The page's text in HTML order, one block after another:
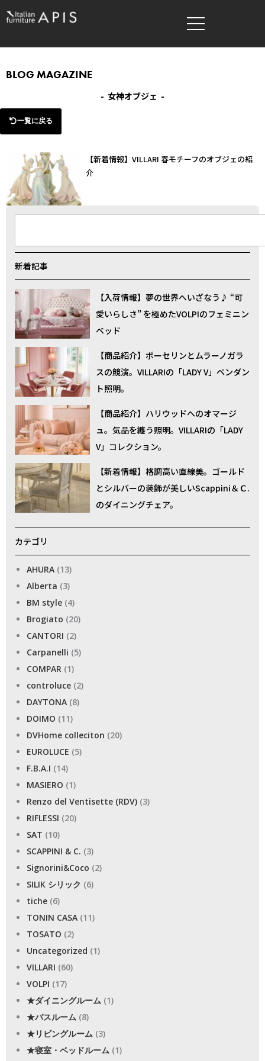
内
容
キ
プ
BLOG MAGAZINE
- 女神オブジェ -
一覧に戻る
【新着情報】VILLARI 春モチーフのオブジェの紹
介
新着記事
【入荷情報】夢の世界へいざなう♪ “可
愛いらしさ” を極めたVOLPIのフェミニン
ベッド
【商品紹介】ポーセリンとムラーノガラ
スの競演。VILLARIの「LADY V」ペンダン
ト照明。
【商品紹介】ハリウッドへのオマージ
ュ。気品を纏う照明。VILLARIの「LADY
V」コレクション。
【新着情報】格調高い直線美。ゴールド
とシルバーの装飾が美しいScappini＆Ｃ.
のダイニングチェア。
カテゴリ
AHURA (13)
Alberta (3)
BM style (4)
Brogiato (20)
CANTORI (2)
Carpanelli (5)
COMPAR (1)
controluce (2)
DAYTONA (8)
DOIMO (11)
DVHome colleciton (20)
EUROLUCE (5)
F.B.A.I (14)
MASIERO (1)
Renzo del Ventisette (RDV) (3)
RIFLESSI (20)
SAT (10)
SCAPPINI & C. (3)
Signorini&Coco (2)
SILIK シリック (6)
tiche (6)
TONIN CASA (11)
TOSATO (2)
Uncategorized (1)
VILLARI (60)
VOLPI (17)
★ダイニングルーム (1)
★バスルーム (8)
★リビングルーム (3)
★寝室・ベッドルーム (1)